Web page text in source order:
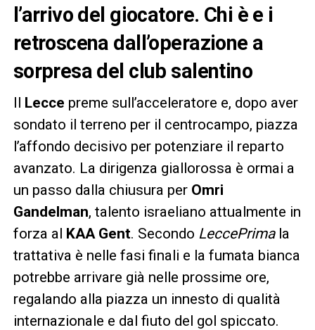
l’arrivo del giocatore. Chi è e i
retroscena dall’operazione a
sorpresa del club salentino
Il Lecce preme sull’acceleratore e, dopo aver
sondato il terreno per il centrocampo, piazza
l’affondo decisivo per potenziare il reparto
avanzato. La dirigenza giallorossa è ormai a
un passo dalla chiusura per Omri
Gandelman, talento israeliano attualmente in
forza al KAA Gent. Secondo LeccePrimala
trattativa è nelle fasi finali e la fumata bianca
potrebbe arrivare già nelle prossime ore,
regalando alla piazza un innesto di qualità
internazionale e dal fiuto del gol spiccato.